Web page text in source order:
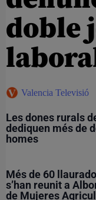
doble
Valencia Televisió
Les dones rurals
dediquen més de
homes
Més de 60
s’han reunit a
de Mujeres